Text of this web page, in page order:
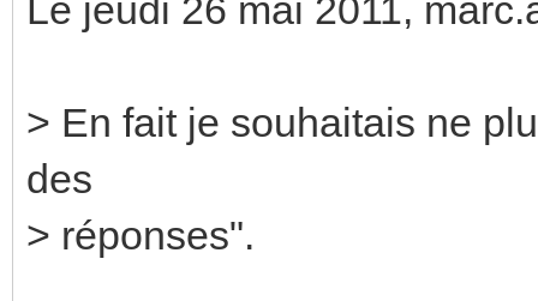
Le jeudi 26 mai 2011,
> En fait je souhaitais ne
des
> réponses".